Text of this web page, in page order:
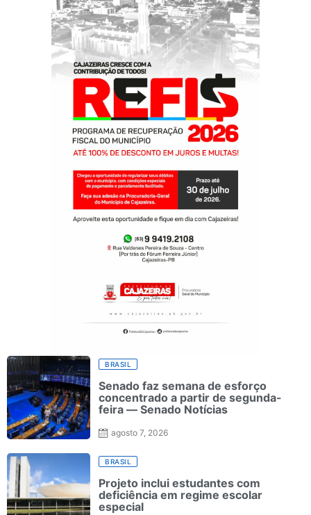
BRASIL
Senado faz semana de esforço
concentrado a partir de segunda-
feira — Senado Notícias
agosto 7, 2026
BRASIL
Projeto inclui estudantes com
deficiência em regime escolar
especial